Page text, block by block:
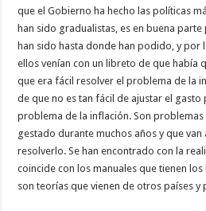
que el Gobierno ha hecho las políticas
han sido gradualistas, es en buena
han sido hasta donde han podido, y por
ellos venían con un libreto de que había
que era fácil resolver el problema de la
de que no es tan fácil de ajustar el gasto
problema de la inflación. Son problemas
gestado durante muchos años y que
resolverlo. Se han encontrado con la
coincide con los manuales que tienen
son teorías que vienen de otros países